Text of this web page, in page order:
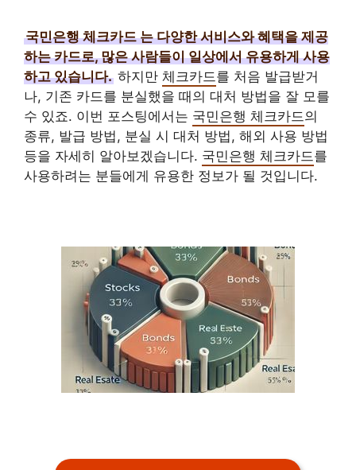
국민은행 체크카드 는 다양한 서비스와 혜택을 제공
하는 카드로, 많은 사람들이 일상에서 유용하게 사용
하고 있습니다. 하지만 체크카드를 처음 발급받거
나, 기존 카드를 분실했을 때의 대처 방법을 잘 모를
수 있죠. 이번 포스팅에서는 국민은행 체크카드의
종류, 발급 방법, 분실 시 대처 방법, 해외 사용 방법
등을 자세히 알아보겠습니다. 국민은행 체크카드를
사용하려는 분들에게 유용한 정보가 될 것입니다.